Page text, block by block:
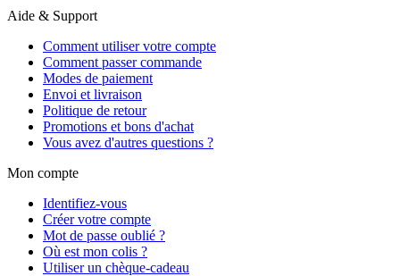
Aide & Support
Comment utiliser votre compte
Comment passer commande
Modes de paiement
Envoi et livraison
Politique de retour
Promotions et bons d'achat
Vous avez d'autres questions ?
Mon compte
Identifiez-vous
Créer votre compte
Mot de passe oublié ?
Où est mon colis ?
Utiliser un chèque-cadeau